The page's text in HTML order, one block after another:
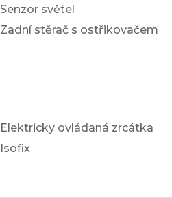
Senzor světel
Zadní stěrač s ostřikovačem
Elektricky ovládaná zrcátka
Isofix